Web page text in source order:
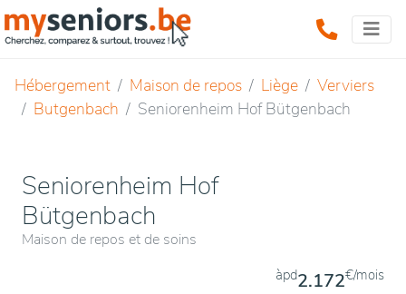
Hébergement Maison de repos Liège
Verviers
Butgenbach
Seniorenheim Hof Bütgenbach
Seniorenheim Hof
Bütgenbach
Maison de repos et de soins
àpd2.172€/mois